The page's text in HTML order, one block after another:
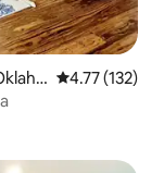
Ukadiriaji wa
4.77 (132)